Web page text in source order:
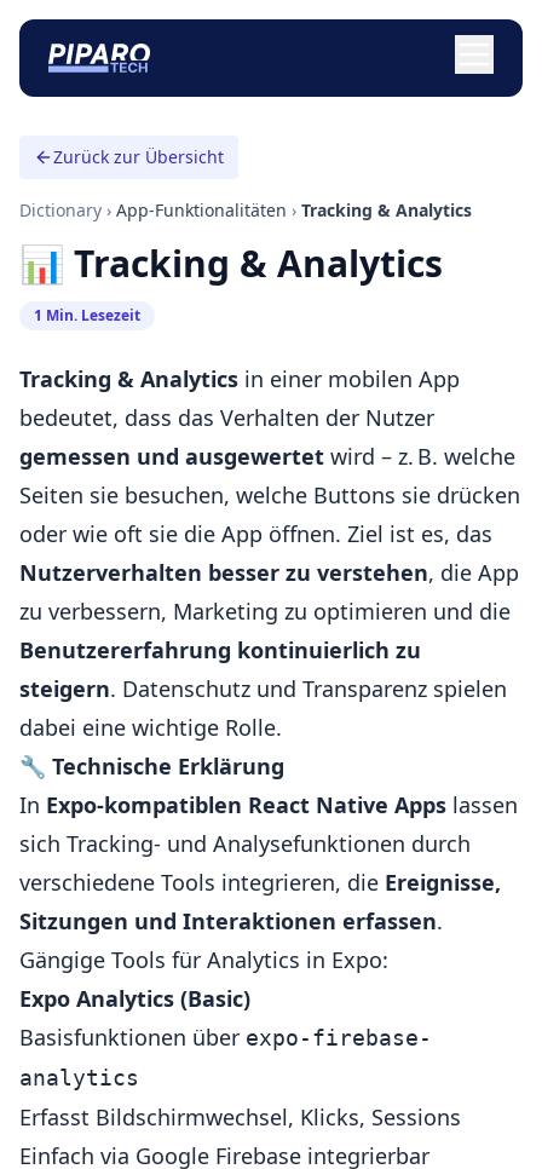
Zurück zur Übersicht
Dictionary › App-Funktionalitäten › Tracking & Analytics
📊 Tracking & Analytics
1 Min. Lesezeit
Tracking & Analytics in einer mobilen App
bedeutet, dass das Verhalten der Nutzer
gemessen und ausgewertet wird – z. B. welche
Seiten sie besuchen, welche Buttons sie drücken
oder wie oft sie die App öffnen. Ziel ist es, das
Nutzerverhalten besser zu verstehen, die App
zu verbessern, Marketing zu optimieren und die
Benutzererfahrung kontinuierlich zu
steigern. Datenschutz und Transparenz spielen
dabei eine wichtige Rolle.
🔧 Technische Erklärung
In Expo-kompatiblen React Native Apps lassen
sich Tracking- und Analysefunktionen durch
verschiedene Tools integrieren, die Ereignisse,
Sitzungen und Interaktionen erfassen.
Gängige Tools für Analytics in Expo:
Expo Analytics (Basic)
Basisfunktionen über expo-firebase-
analytics
Erfasst Bildschirmwechsel, Klicks, Sessions
Einfach via Google Firebase integrierbar